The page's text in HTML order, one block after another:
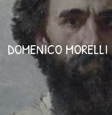
DOMENICO MORELLI